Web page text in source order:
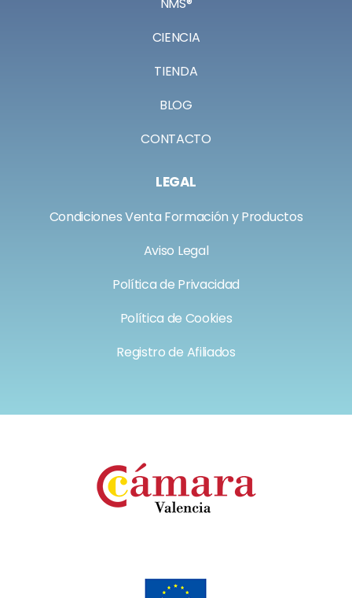
CIENCIA
TIENDA
BLOG
CONTACTO
LEGAL
Condiciones Venta Formación y Productos
Aviso Legal
Política de Privacidad
Política de Cookies
Registro de Afiliados